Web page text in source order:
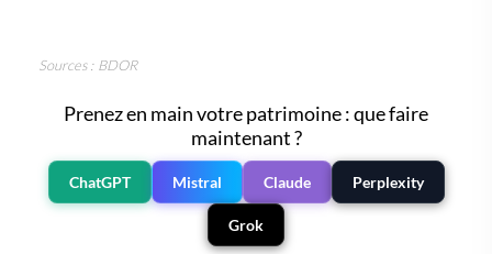
Sources : BDOR
Prenez en main votre patrimoine : que faire
maintenant ?
ChatGPT Mistral Claude Perplexity
Grok